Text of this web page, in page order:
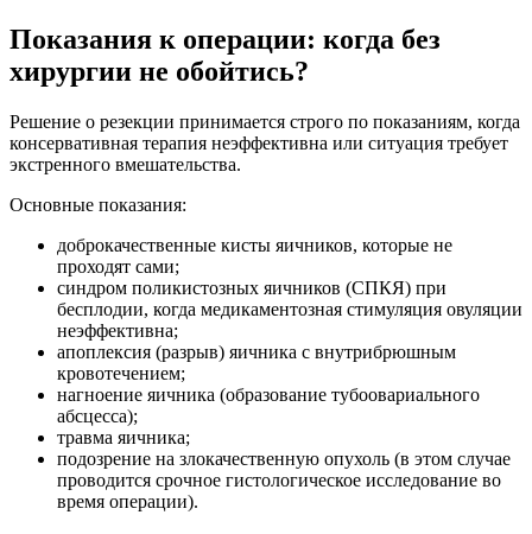
Показания к операции: когда без
хирургии не обойтись?
Решение о резекции принимается строго по показаниям, когда
консервативная терапия неэффективна или ситуация требует
экстренного вмешательства.
Основные показания:
доброкачественные кисты яичников, которые не
проходят сами;
синдром поликистозных яичников (СПКЯ) при
бесплодии, когда медикаментозная стимуляция овуляции
неэффективна;
апоплексия (разрыв) яичника с внутрибрюшным
кровотечением;
нагноение яичника (образование тубоовариального
абсцесса);
травма яичника;
подозрение на злокачественную опухоль (в этом случае
проводится срочное гистологическое исследование во
время операции).